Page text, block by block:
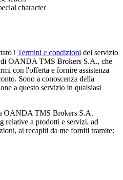
character
i Termini e condizioni del servizio
OANDA TMS Brokers S.A., che
con l'offerta e fornire assistenza
Sono a conoscenza della
a questo servizio in qualsiasi
OANDA TMS Brokers S.A.
relative a prodotti e servizi, ad
ai recapiti da me forniti tramite: